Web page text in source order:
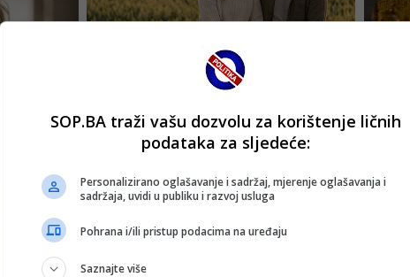
SOP.BA traži vašu dozvolu za korištenje ličnih
podataka za sljedeće:
Personalizirano oglašavanje i sadržaj, mjerenje oglašavanja i
sadržaja, uvidi u publiku i razvoj usluga
Pohrana i/ili pristup podacima na uređaju
Saznajte više